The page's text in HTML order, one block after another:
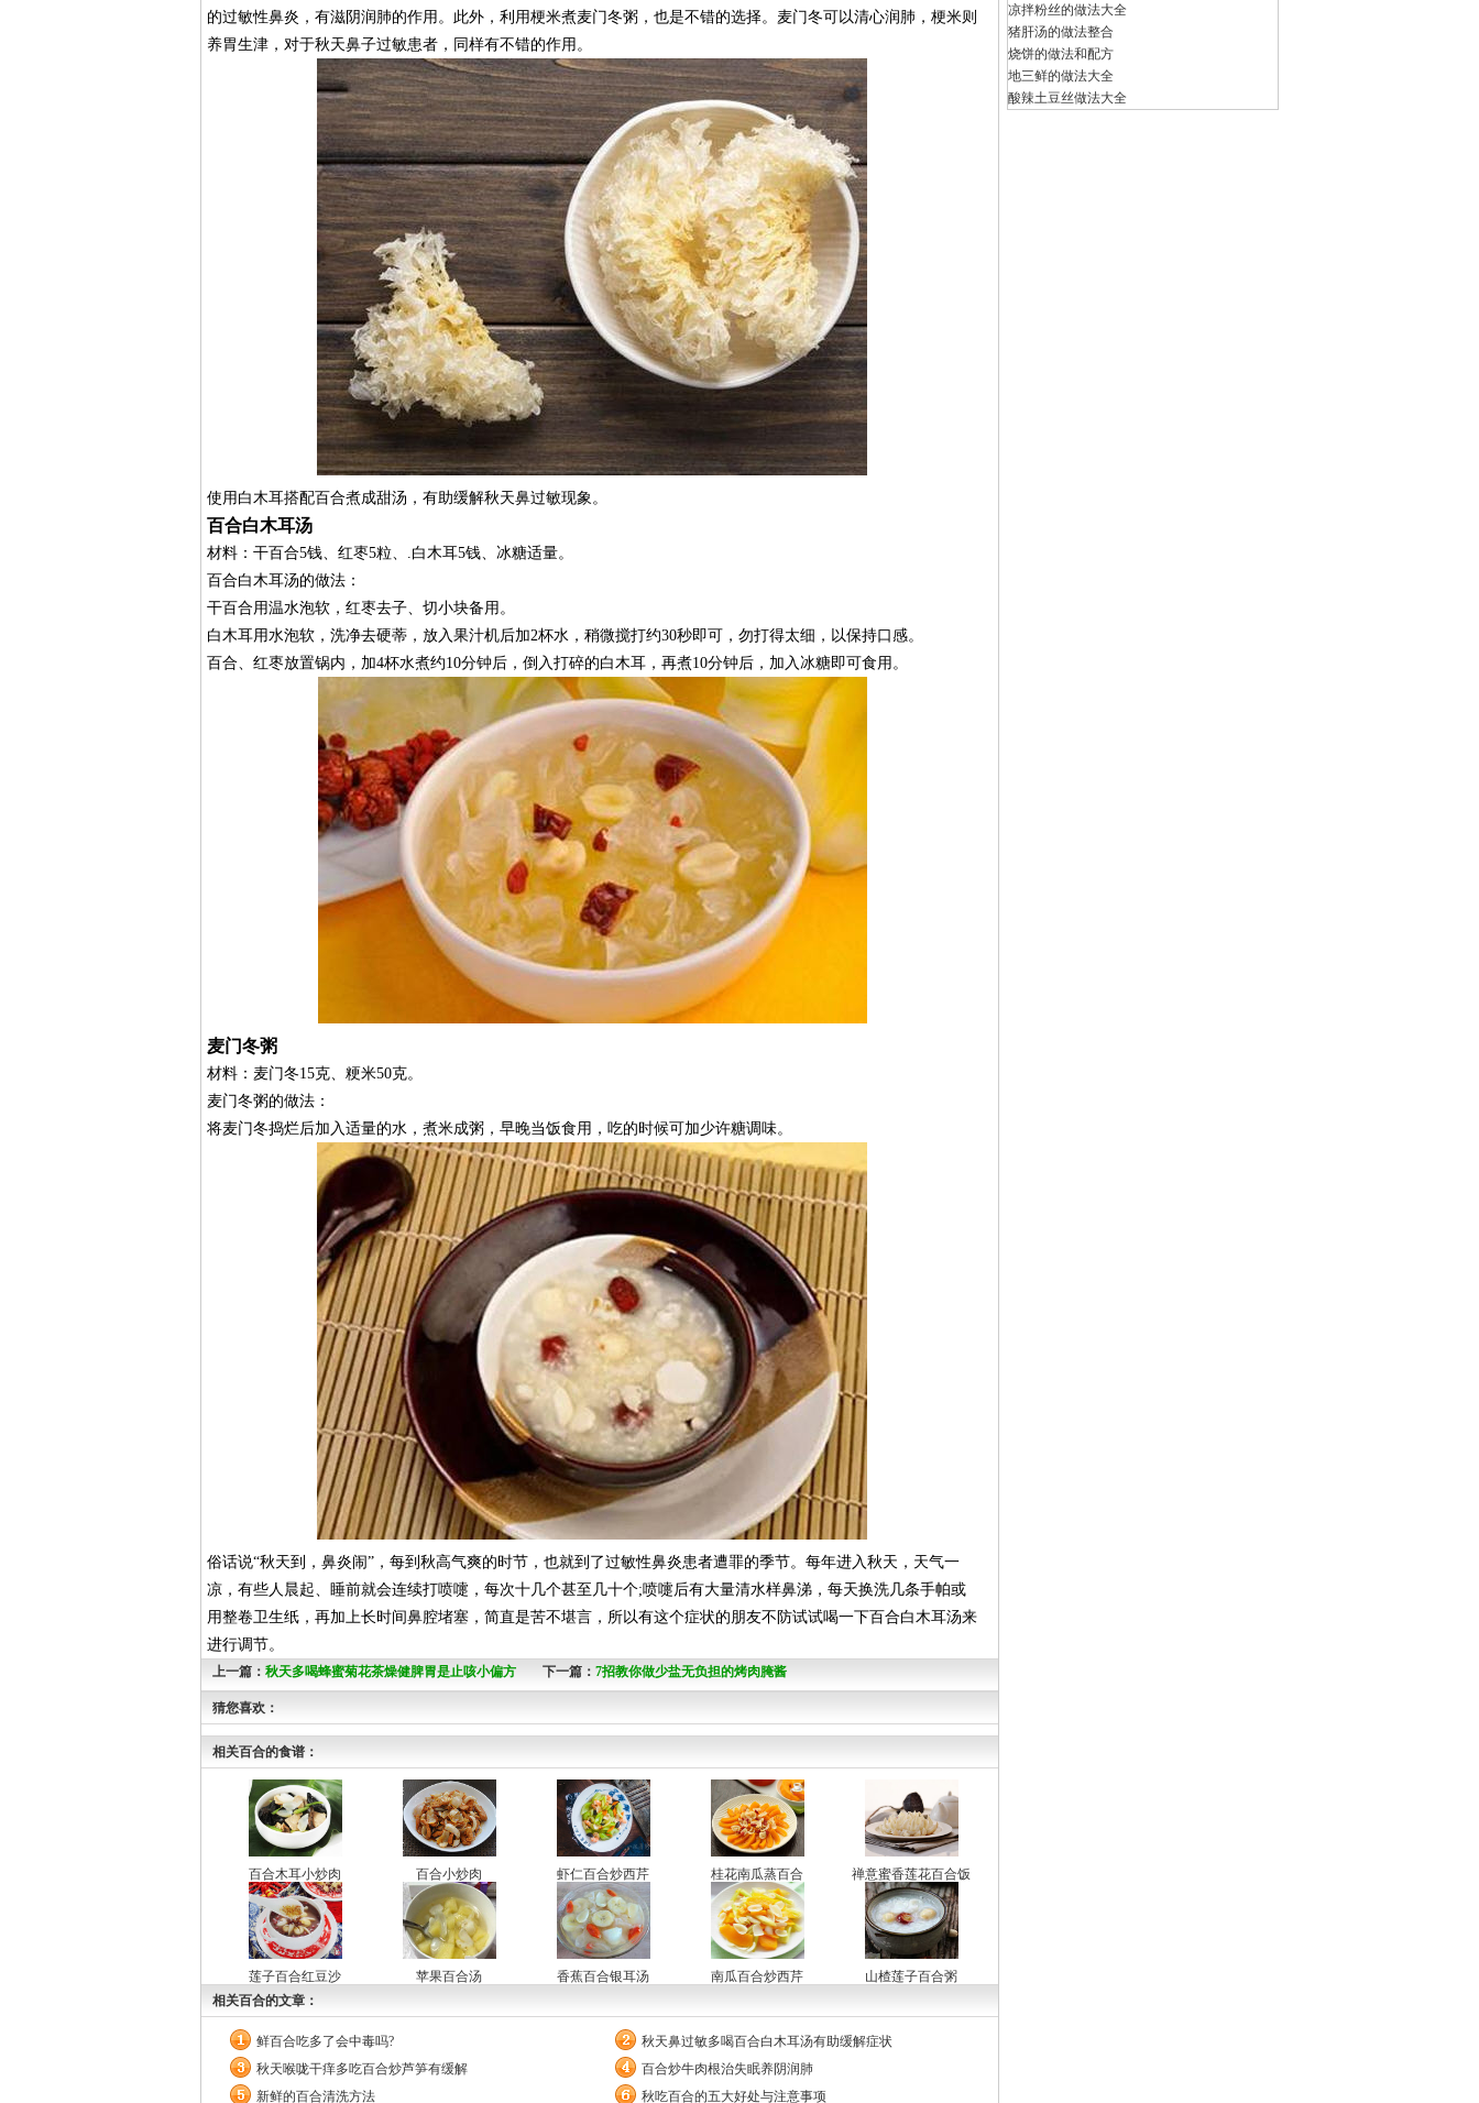
的过敏性鼻炎，有滋阴润肺的作用。此外，利用梗米煮麦门冬粥，也是不错的选择。麦门冬可以清心润肺，梗米则
养胃生津，对于秋天鼻子过敏患者，同样有不错的作用。
使用白木耳搭配百合煮成甜汤，有助缓解秋天鼻过敏现象。
百合白木耳汤
材料：干百合5钱、红枣5粒、.白木耳5钱、冰糖适量。
百合白木耳汤的做法：
干百合用温水泡软，红枣去子、切小块备用。
白木耳用水泡软，洗净去硬蒂，放入果汁机后加2杯水，稍微搅打约30秒即可，勿打得太细，以保持口感。
百合、红枣放置锅内，加4杯水煮约10分钟后，倒入打碎的白木耳，再煮10分钟后，加入冰糖即可食用。
麦门冬粥
材料：麦门冬15克、粳米50克。
麦门冬粥的做法：
将麦门冬捣烂后加入适量的水，煮米成粥，早晚当饭食用，吃的时候可加少许糖调味。
俗话说“秋天到，鼻炎闹”，每到秋高气爽的时节，也就到了过敏性鼻炎患者遭罪的季节。每年进入秋天，天气一
凉，有些人晨起、睡前就会连续打喷嚏，每次十几个甚至几十个;喷嚏后有大量清水样鼻涕，每天换洗几条手帕或
用整卷卫生纸，再加上长时间鼻腔堵塞，简直是苦不堪言，所以有这个症状的朋友不防试试喝一下百合白木耳汤来
进行调节。
上一篇： 秋天多喝蜂蜜菊花茶燥健脾胃是止咳小偏方 下一篇： 7招教你做少盐无负担的烤肉腌酱
猜您喜欢：
相关百合的食谱：
百合木耳小炒肉 百合小炒肉 虾仁百合炒西芹 桂花南瓜蒸百合 禅意蜜香莲花百合饭
莲子百合红豆沙 苹果百合汤 香蕉百合银耳汤 南瓜百合炒西芹
山楂莲子百合粥
相关百合的文章：
鲜百合吃多了会中毒吗?
秋天鼻过敏多喝百合白木耳汤有助缓解症状
秋天喉咙干痒多吃百合炒芦笋有缓解
百合炒牛肉根治失眠养阴润肺
新鲜的百合清洗方法
秋吃百合的五大好处与注意事项
凉拌粉丝的做法大全
猪肝汤的做法整合
烧饼的做法和配方
地三鲜的做法大全
酸辣土豆丝做法大全